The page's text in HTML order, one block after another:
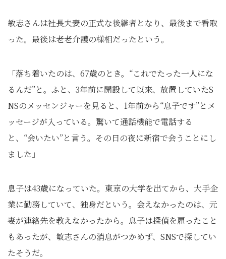
敏志さんは社長夫妻の正式な後継者となり、最後まで看取
った。最後は老老介護の様相だったという。
「落ち着いたのは、67歳のとき。“これでたった一人にな
るんだ”と。ふと、3年前に開設して以来、放置していたS
NSのメッセンジャーを見ると、1年前から“息子です”とメ
ッセージが入っている。驚いて通話機能で電話する
と、“会いたい”と言う。その日の夜に新宿で会うことにし
ました」
息子は43歳になっていた。東京の大学を出てから、大手企
業に勤務していて、独身だという。会えなかったのは、元
妻が連絡先を教えなかったから。息子は探偵を雇ったこと
もあったが、敏志さんの消息がつかめず、SNSで探してい
たそうだ。